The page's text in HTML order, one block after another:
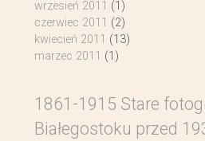
wrzesień 2011 (1)
czerwiec 2011 (2)
kwiecień 2011 (13)
marzec 2011 (1)
1861-1915 Stare
Białegostoku przed